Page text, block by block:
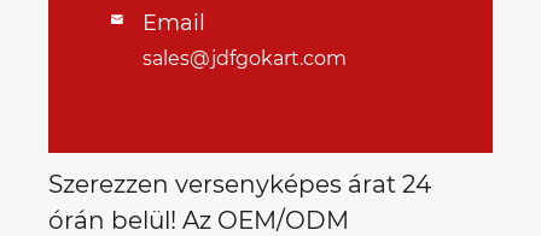
 Email
sales@jdfgokart.com
Szerezzen versenyképes árat 24
órán belül! Az OEM/ODM